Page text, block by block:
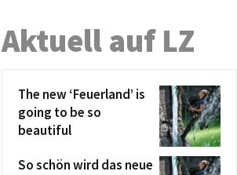
Aktuell auf LZ
The new ‘Feuerland’ is
going to be so
beautiful
So schön wird das neue